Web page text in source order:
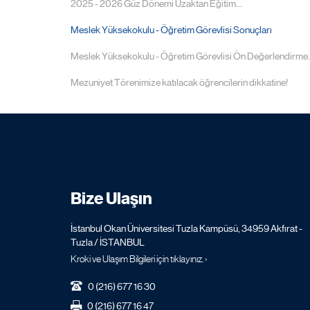
2025 - 2026 Güz Dönemi Uzaktan Eğitim...
Meslek Yüksekokulu - Öğretim Görevlisi Sonuçları
Meslek Yüksekokulu - Öğretim Görevlisi Ön
Mezuniyet Törenimize katılacak öğrencilerin dikkatine!
Bize Ulaşın
İstanbul Okan Üniversitesi Tuzla Kampüsü, 34959 Akfırat -
Tuzla / İSTANBUL
Kroki ve Ulaşım Bilgileri için tıklayınız. ›
0 (216) 677 16 30
0 (216) 677 16 47